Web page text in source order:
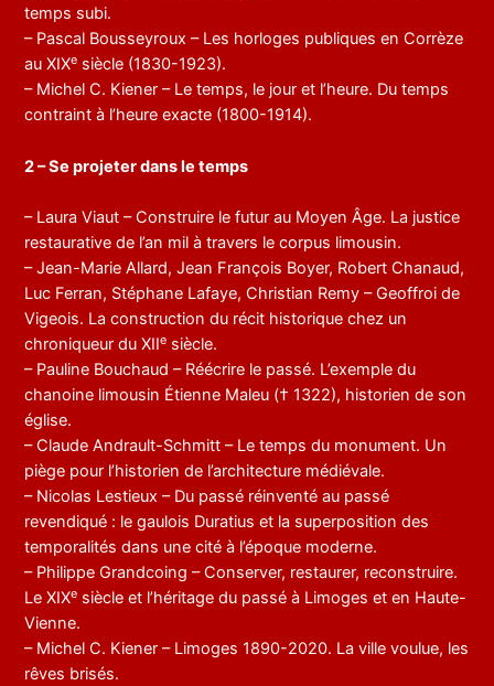
temps subi.
– Pascal Bousseyroux – Les horloges publiques en Corrèze
au XIXe siècle (1830-1923).
– Michel C. Kiener – Le temps, le jour et l’heure. Du temps
contraint à l’heure exacte (1800-1914).
2 – Se projeter dans le temps
– Laura Viaut – Construire le futur au Moyen Âge. La justice
restaurative de l’an mil à travers le corpus limousin.
– Jean-Marie Allard, Jean François Boyer, Robert Chanaud,
Luc Ferran, Stéphane Lafaye, Christian Remy – Geoffroi de
Vigeois. La construction du récit historique chez un
chroniqueur du XIIe siècle.
– Pauline Bouchaud – Réécrire le passé. L’exemple du
chanoine limousin Étienne Maleu († 1322), historien de son
église.
– Claude Andrault-Schmitt – Le temps du monument. Un
piège pour l’historien de l’architecture médiévale.
– Nicolas Lestieux – Du passé réinventé au passé
revendiqué : le gaulois Duratius et la superposition des
temporalités dans une cité à l’époque moderne.
– Philippe Grandcoing – Conserver, restaurer, reconstruire.
Le XIXe siècle et l’héritage du passé à Limoges et en Haute-
Vienne.
– Michel C. Kiener – Limoges 1890-2020. La ville voulue, les
rêves brisés.